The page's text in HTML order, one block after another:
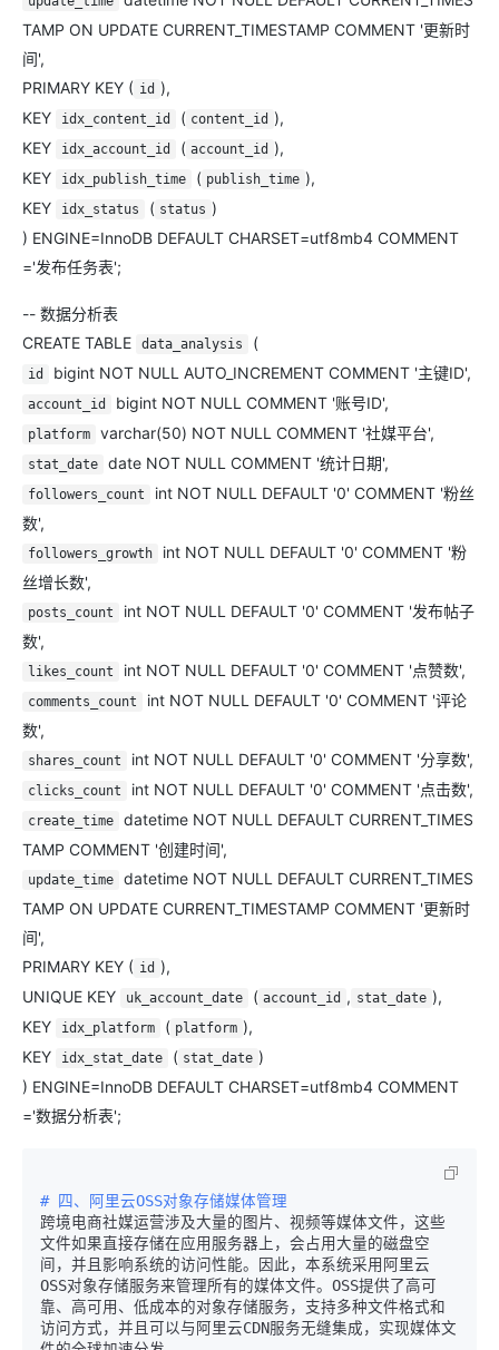
TAMP ON UPDATE CURRENT_TIMESTAMP COMMENT '更新时
间',
PRIMARY KEY ( id ),
KEY
idx_content_id ( content_id ),
KEY
idx_account_id ( account_id ),
KEY
idx_publish_time ( publish_time ),
KEY
idx_status ( status )
) ENGINE=InnoDB DEFAULT CHARSET=utf8mb4 COMMENT
='发布任务表';
-- 数据分析表
CREATE TABLE
data_analysis (
id bigint NOT NULL AUTO_INCREMENT COMMENT '主键ID',
account_id bigint NOT NULL COMMENT '账号ID',
platform varchar(50) NOT NULL COMMENT '社媒平台',
stat_date date NOT NULL COMMENT '统计日期',
followers_count
int NOT NULL DEFAULT '0' COMMENT '粉丝
数',
followers_growth
int NOT NULL DEFAULT '0' COMMENT '粉
丝增长数',
posts_count
int NOT NULL DEFAULT '0' COMMENT '发布帖子
数',
likes_count int NOT NULL DEFAULT '0' COMMENT '点赞数',
comments_count
int NOT NULL DEFAULT '0' COMMENT '评论
数',
shares_count int NOT NULL DEFAULT '0' COMMENT '分享数',
clicks_count int NOT NULL DEFAULT '0' COMMENT '点击数',
create_time
datetime NOT NULL DEFAULT CURRENT_TIMES
TAMP COMMENT '创建时间',
update_time
datetime NOT NULL DEFAULT CURRENT_TIMES
TAMP ON UPDATE CURRENT_TIMESTAMP COMMENT '更新时
间',
PRIMARY KEY ( id ),
UNIQUE KEY
uk_account_date ( account_id , stat_date ),
KEY
idx_platform ( platform ),
KEY
idx_stat_date ( stat_date )
) ENGINE=InnoDB DEFAULT CHARSET=utf8mb4 COMMENT
='数据分析表';
# 四、阿里云OSS对象存储媒体管理
跨境电商社媒运营涉及大量的图片、视频等媒体文件，这些
文件如果直接存储在应用服务器上，会占用大量的磁盘空
间，并且影响系统的访问性能。因此，本系统采用阿里云
OSS对象存储服务来管理所有的媒体文件。OSS提供了高可
靠、高可用、低成本的对象存储服务，支持多种文件格式和
访问方式，并且可以与阿里云CDN服务无缝集成，实现媒体文